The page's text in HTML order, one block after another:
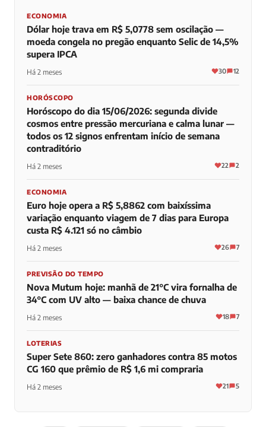
ECONOMIA
Dólar hoje trava em R$ 5,0778 sem oscilação —
moeda congela no pregão enquanto Selic de 14,5%
supera IPCA
Há 2 meses 30 12
HORÓSCOPO
Horóscopo do dia 15/06/2026: segunda divide
cosmos entre pressão mercuriana e calma lunar —
todos os 12 signos enfrentam início de semana
contraditório
Há 2 meses 22 2
ECONOMIA
Euro hoje opera a R$ 5,8862 com baixíssima
variação enquanto viagem de 7 dias para Europa
custa R$ 4.121 só no câmbio
Há 2 meses 26 7
PREVISÃO DO TEMPO
Nova Mutum hoje: manhã de 21°C vira fornalha de
34°C com UV alto — baixa chance de chuva
Há 2 meses 18 7
LOTERIAS
Super Sete 860: zero ganhadores contra 85 motos
CG 160 que prêmio de R$ 1,6 mi compraria
Há 2 meses 21 5